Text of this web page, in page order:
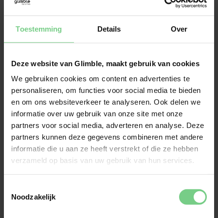
Toestemming Details Over
Deze website van Glimble, maakt gebruik van cookies
We gebruiken cookies om content en advertenties te
personaliseren, om functies voor social media te bieden
en om ons websiteverkeer te analyseren. Ook delen we
informatie over uw gebruik van onze site met onze
partners voor social media, adverteren en analyse. Deze
partners kunnen deze gegevens combineren met andere
informatie die u aan ze heeft verstrekt of die ze hebben
verzameld op basis van uw gebruik van hun services.
Noodzakelijk
Maar er zijn ook verschillende concerten. Voor de
kinderen is er van 18 tot en met 21 februari een
springkussenfestival.
4. Groningen City
Running
Op zoek naar een actief uitje? Doe dan mee aan
Groningen City Running. Iedere vrijdag, zaterdag en
zondag kun je al hardlopend de stad verkennen. Kun
je of wil je liever niet hardlopen, dan kun je je ook
aanmelden voor een City Walk.
5. Podwalk door het
mooiste dorp van